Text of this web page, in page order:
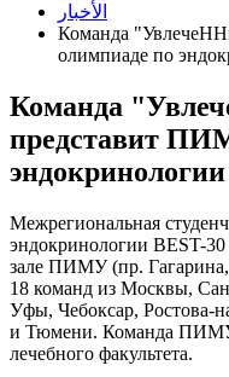
الأخبار
Команда
олимпиаде по
Команда
представит
эндокринологии
Межрегиональная
эндокринологии BEST-30
зале ПИМУ (пр.
18 команд из Москвы,
Уфы, Чебоксар, Ростова-
и Тюмени. Команда ПИМУ
лечебного факультета.